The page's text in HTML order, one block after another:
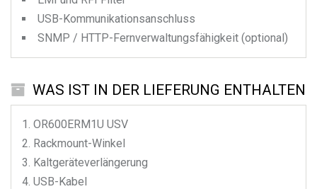
USB-Kommunikationsanschluss
SNMP / HTTP-Fernverwaltungsfähigkeit (optional)
WAS IST IN DER LIEFERUNG ENTHALTEN
OR600ERM1U USV
Rackmount-Winkel
Kaltgeräteverlängerung
USB-Kabel